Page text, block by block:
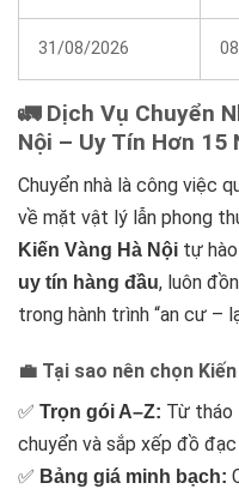
31/08/2026
🚛 Dịch Vụ Chuyển
Nội – Uy Tín Hơn 15
Chuyển nhà là công việc
về mặt vật lý lẫn phong
Kiến Vàng Hà Nội tự
uy tín hàng đầu, luôn
trong hành trình “an cư –
💼 Tại sao nên chọn
✅ Trọn gói A–Z: Từ tháo
chuyển và sắp xếp đồ
✅ Bảng giá minh bạch: